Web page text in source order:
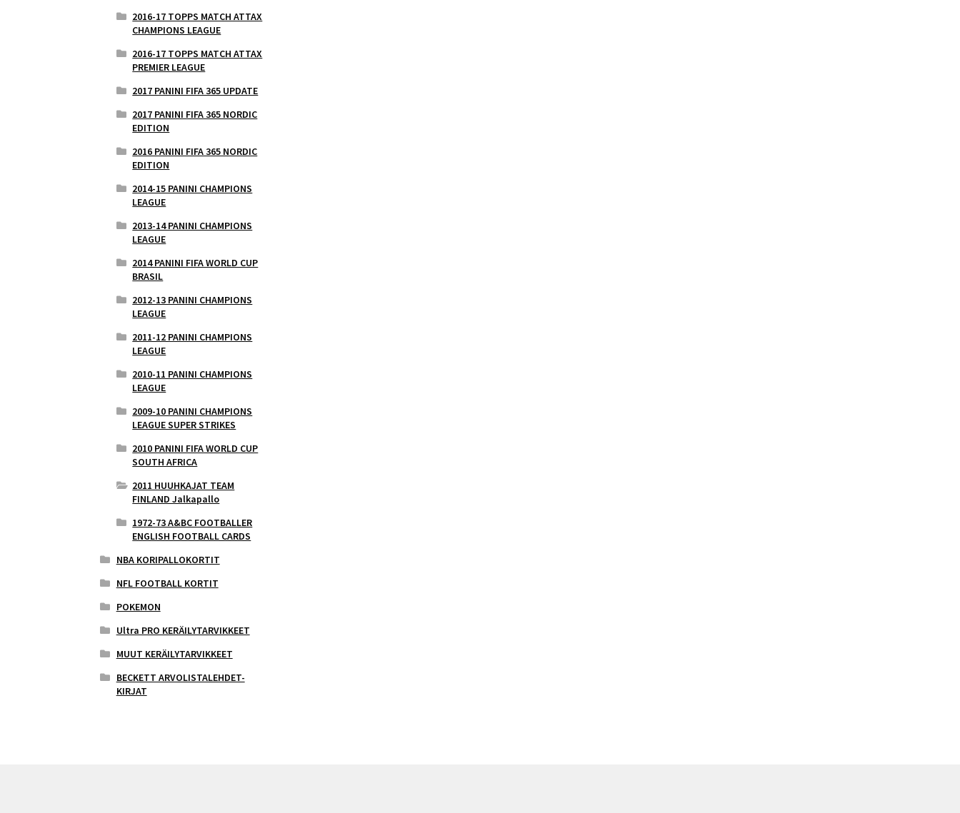
2016-17 TOPPS MATCH ATTAX
CHAMPIONS LEAGUE
2016-17 TOPPS MATCH ATTAX
PREMIER LEAGUE
2017 PANINI FIFA 365 UPDATE
2017 PANINI FIFA 365 NORDIC
EDITION
2016 PANINI FIFA 365 NORDIC
EDITION
2014-15 PANINI CHAMPIONS
LEAGUE
2013-14 PANINI CHAMPIONS
LEAGUE
2014 PANINI FIFA WORLD CUP
BRASIL
2012-13 PANINI CHAMPIONS
LEAGUE
2011-12 PANINI CHAMPIONS
LEAGUE
2010-11 PANINI CHAMPIONS
LEAGUE
2009-10 PANINI CHAMPIONS
LEAGUE SUPER STRIKES
2010 PANINI FIFA WORLD CUP
SOUTH AFRICA
2011 HUUHKAJAT TEAM
FINLAND Jalkapallo
1972-73 A&BC FOOTBALLER
ENGLISH FOOTBALL CARDS
NBA KORIPALLOKORTIT
NFL FOOTBALL KORTIT
POKEMON
Ultra PRO KERÄILYTARVIKKEET
MUUT KERÄILYTARVIKKEET
BECKETT ARVOLISTALEHDET-
KIRJAT